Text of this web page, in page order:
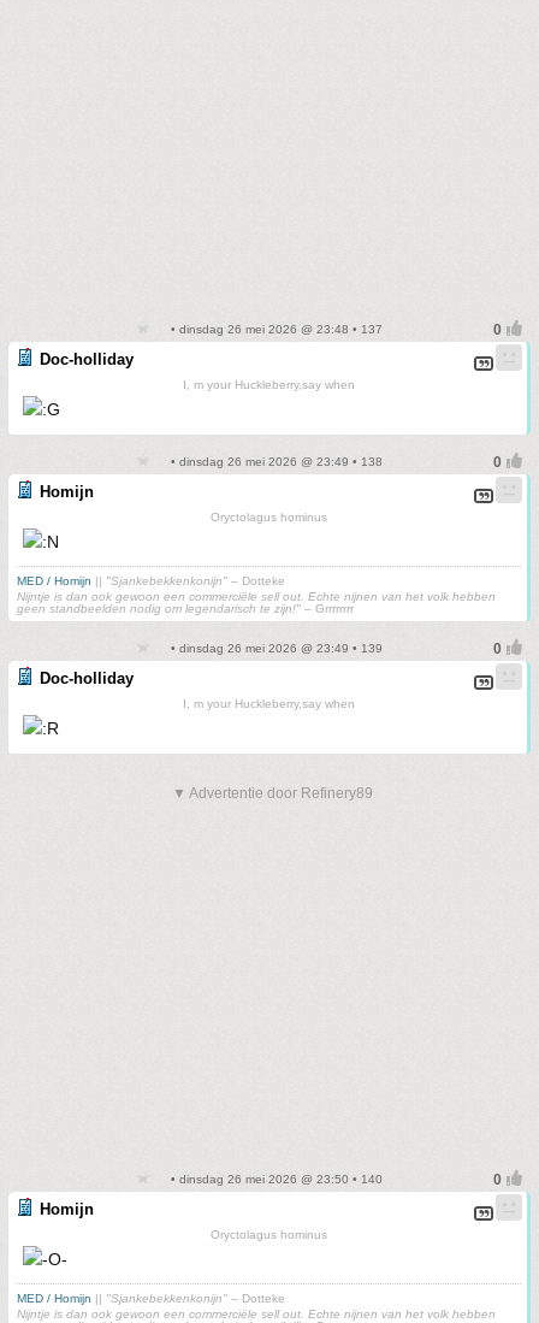
• dinsdag 26 mei 2026 @ 23:48 • 137
Doc-holliday
I, m your Huckleberry,say when
• dinsdag 26 mei 2026 @ 23:49 • 138
Homijn
Oryctolagus hominus
MED / Homijn || "Sjankebekkenkonijn" – Dotteke
Nijntje is dan ook gewoon een commerciële sell out. Echte nijnen van het volk hebben
geen standbeelden nodig om legendarisch te zijn!" – Grrrrrrrr
• dinsdag 26 mei 2026 @ 23:49 • 139
Doc-holliday
I, m your Huckleberry,say when
▼ Advertentie door Refinery89
• dinsdag 26 mei 2026 @ 23:50 • 140
Homijn
Oryctolagus hominus
MED / Homijn || "Sjankebekkenkonijn" – Dotteke
Nijntje is dan ook gewoon een commerciële sell out. Echte nijnen van het volk hebben